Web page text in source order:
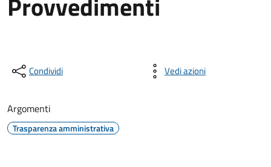
Condividi Vedi azioni
Argomenti
Trasparenza amministrativa